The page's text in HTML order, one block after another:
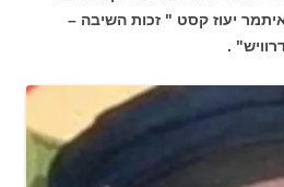
יעוז קסט " זכות השיבה –
.